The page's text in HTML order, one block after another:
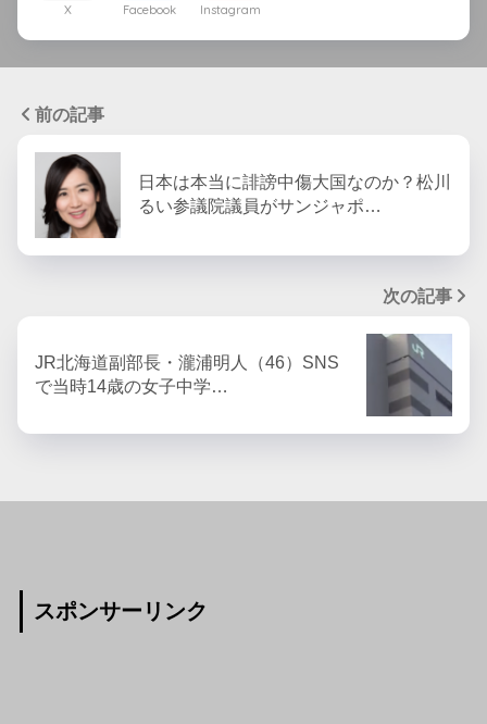
X Facebook Instagram
前の記事
日本は本当に誹謗中傷大国なのか？松川
るい参議院議員がサンジャポ…
次の記事
JR北海道副部長・瀧浦明人（46）SNS
で当時14歳の女子中学…
スポンサーリンク